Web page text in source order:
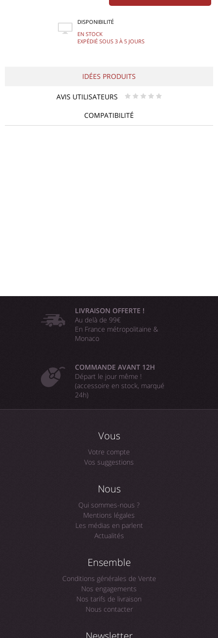
DISPONIBILITÉ
EN STOCK
EXPÉDIÉ SOUS 3 À 5 JOURS
IDÉES PRODUITS
AVIS UTILISATEURS * * * * *
COMPATIBILITÉ
LIVRAISON OFFERTE !
Au delà de 99€
En France métropolitaine &
Monaco
COMMANDE AVANT 12H
Départ le jour même !
(accessoire en stock, marqué
24h)
Vous
Votre compte
Vos suggestions
Nous
Qui sommes-nous ?
Mentions légales
Les médias en parlent
Actualités
Ensemble
Conditions générales de Vente
Nos engagements
Nos tarifs de livraison
Nous contacter